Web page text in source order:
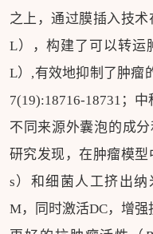
之上，通过膜插入技
L），构建了可以转运
L）,有效地抑制了肿瘤
7(19):18716-18731；
不同来源外囊泡的成
研究发现，在肿瘤模
s）和细菌人工挤出纳
M，同时激活DC，增